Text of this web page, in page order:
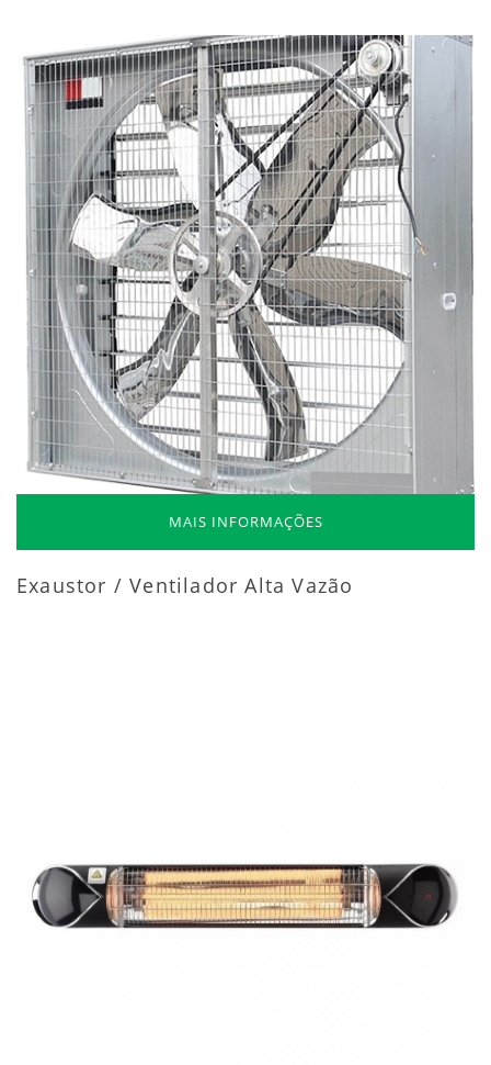
MAIS INFORMAÇÕES
Exaustor / Ventilador Alta Vazão